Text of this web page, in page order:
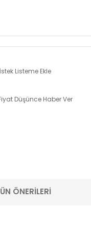
İstek Listeme Ekle
Düşünce Haber Ver
ÖNERILERI